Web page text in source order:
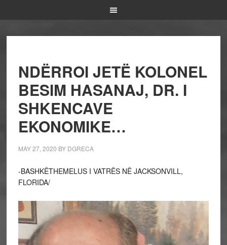
NDËRROI JETË KOLONEL
BESIM HASANAJ, DR. I
SHKENCAVE
EKONOMIKE…
MAY 27, 2020 BY DGRECA
-BASHKËTHEMELUS I VATRËS NË JACKSONVILL,
FLORIDA/